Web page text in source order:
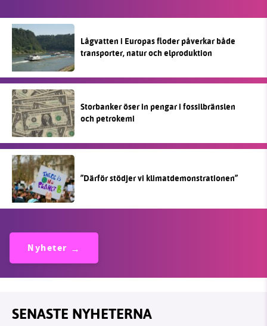
Lågvatten i Europas floder påverkar både
transporter, natur och elproduktion
Storbanker öser in pengar i fossilbränslen
och petrokemi
”Därför stödjer vi klimatdemonstrationen”
Nyheter
SENASTE NYHETERNA